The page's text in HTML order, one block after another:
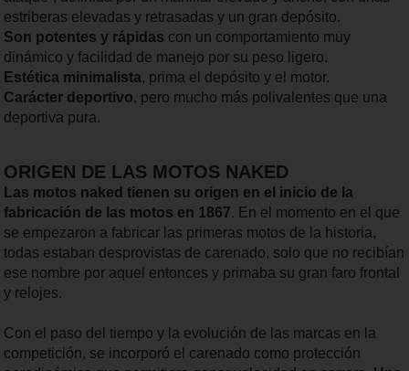
estriberas elevadas y retrasadas y un gran depósito.
Son potentes y rápidas con un comportamiento muy
dinámico y facilidad de manejo por su peso ligero.
Estética minimalista, prima el depósito y el motor.
Carácter deportivo, pero mucho más polivalentes que una
deportiva pura.
ORIGEN DE LAS MOTOS NAKED
Las motos naked tienen su origen en el inicio de la
fabricación de las motos en 1867. En el momento en el que
se empezaron a fabricar las primeras motos de la historia,
todas estaban desprovistas de carenado, solo que no recibían
ese nombre por aquel entonces y primaba su gran faro frontal
y relojes.
Con el paso del tiempo y la evolución de las marcas en la
competición, se incorporó el carenado como protección